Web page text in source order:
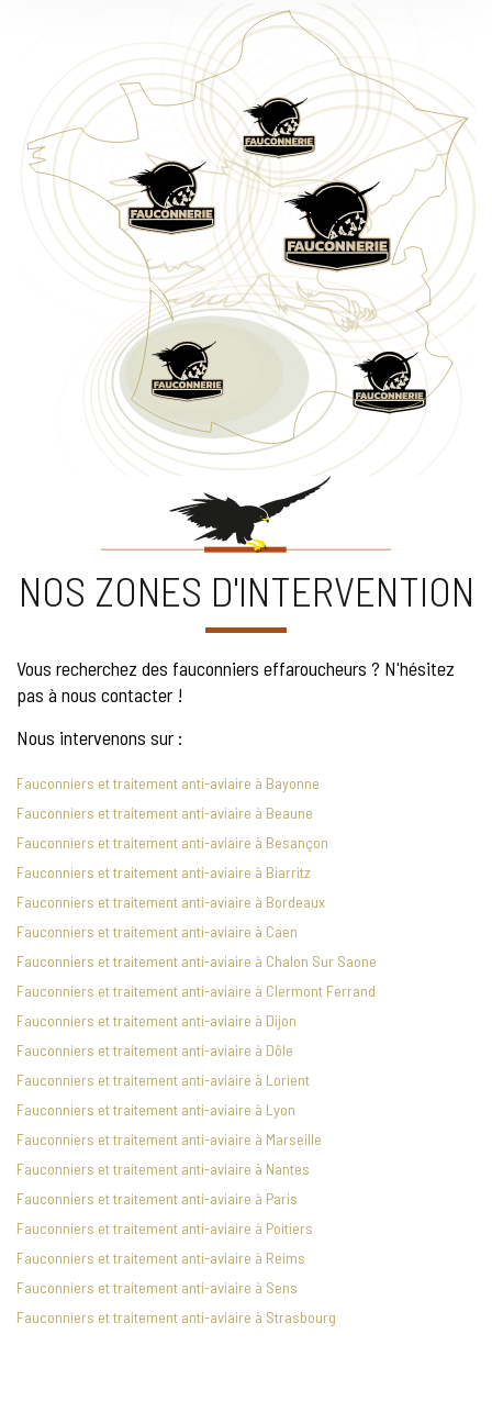
NOS ZONES D'INTERVENTION
Vous recherchez des fauconniers effaroucheurs ? N'hésitez
pas à nous contacter !
Nous intervenons sur :
Fauconniers et traitement anti-aviaire à Bayonne
Fauconniers et traitement anti-aviaire à Beaune
Fauconniers et traitement anti-aviaire à Besançon
Fauconniers et traitement anti-aviaire à Biarritz
Fauconniers et traitement anti-aviaire à Bordeaux
Fauconniers et traitement anti-aviaire à Caen
Fauconniers et traitement anti-aviaire à Chalon Sur Saone
Fauconniers et traitement anti-aviaire à Clermont Ferrand
Fauconniers et traitement anti-aviaire à Dijon
Fauconniers et traitement anti-aviaire à Dôle
Fauconniers et traitement anti-aviaire à Lorient
Fauconniers et traitement anti-aviaire à Lyon
Fauconniers et traitement anti-aviaire à Marseille
Fauconniers et traitement anti-aviaire à Nantes
Fauconniers et traitement anti-aviaire à Paris
Fauconniers et traitement anti-aviaire à Poitiers
Fauconniers et traitement anti-aviaire à Reims
Fauconniers et traitement anti-aviaire à Sens
Fauconniers et traitement anti-aviaire à Strasbourg